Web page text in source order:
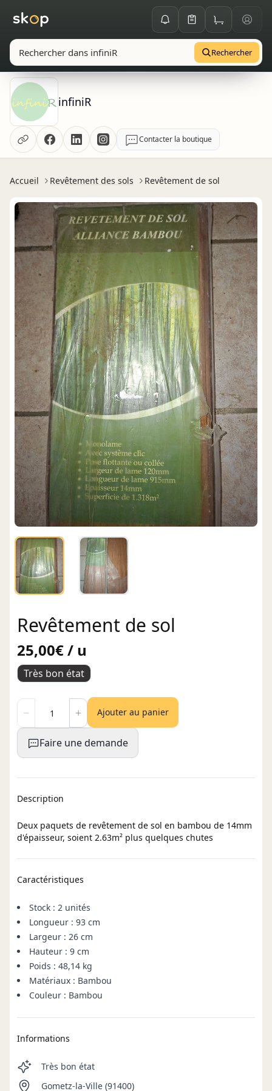
Rechercher
infiniR
Contacter la boutique
Accueil Revêtement des sols Revêtement de sol
Revêtement de sol
25,00€ / u
Très bon état
Ajouter au panier
Faire une demande
Description
Deux paquets de revêtement de sol en bambou de 14mm
d'épaisseur, soient 2.63m² plus quelques chutes
Caractéristiques
Stock : 2 unités
Longueur : 93 cm
Largeur : 26 cm
Hauteur : 9 cm
Poids : 48,14 kg
Matériaux : Bambou
Couleur : Bambou
Informations
Très bon état
Gometz-la-Ville (91400)